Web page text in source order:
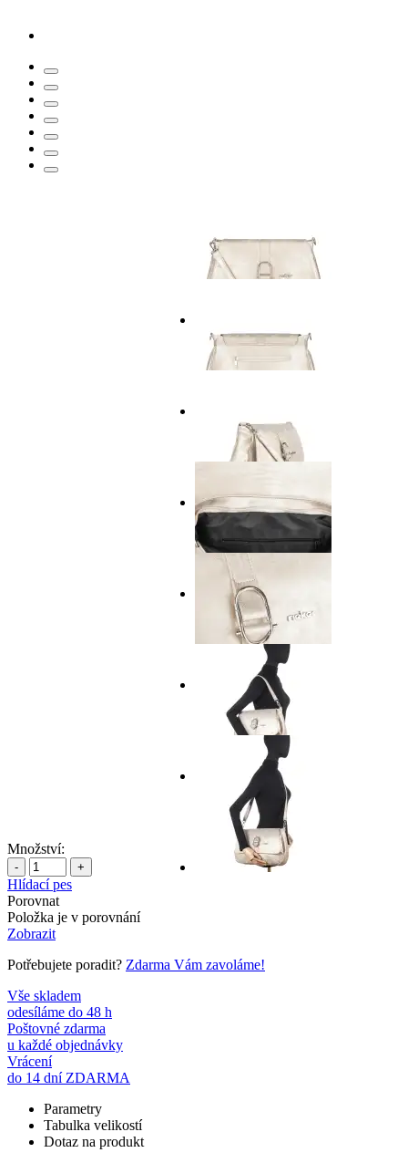
Množství:
- +
Hlídací pes
Porovnat
Položka je v porovnání
Zobrazit
Potřebujete poradit? Zdarma Vám zavoláme!
Vše skladem
odesíláme do 48 h
Poštovné zdarma
u každé objednávky
Vrácení
do 14 dní ZDARMA
Parametry
Tabulka velikostí
Dotaz na produkt